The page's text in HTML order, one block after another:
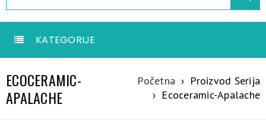
KATEGORIJE
ECOCERAMIC-
APALACHE
Početna › Proizvod Serija
› Ecoceramic-Apalache